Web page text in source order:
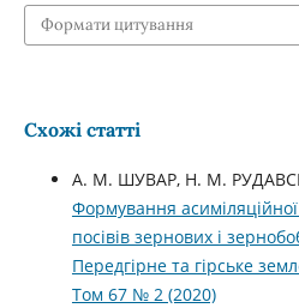
Формати цитування
Схожі статті
А. М. ШУВАР, Н. М.
Формування
посівів зернових і
Передгірне та гірське
Том 67 № 2 (2020)